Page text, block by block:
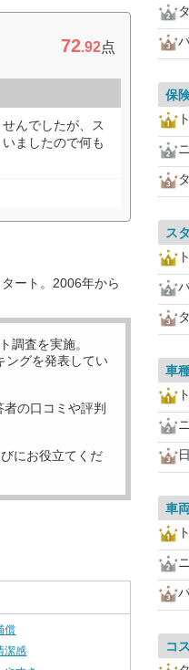
72.92点
んでしたが、ス
ましたので何も
ート。2006年から
調査を実施。
ングを発表してい
者の口コミや評判
びにお役立てくだ
償
潔感
保
ス
車
車
コ